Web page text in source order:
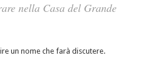
nella Casa del Grande
un nome che farà discutere.